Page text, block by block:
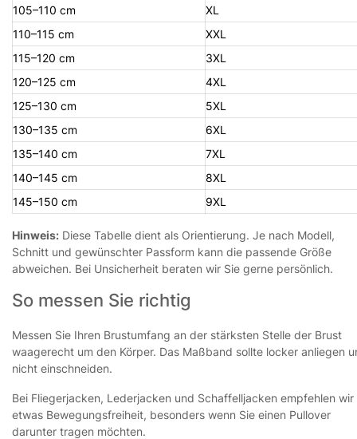
105–110 cm
XL
110–115 cm
XXL
115–120 cm
3XL
120–125 cm
4XL
125–130 cm
5XL
130–135 cm
6XL
135–140 cm
7XL
140–145 cm
8XL
145–150 cm
9XL
Hinweis: Diese Tabelle dient als Orientierung. Je nach Modell,
Schnitt und gewünschter Passform kann die passende Größe
abweichen. Bei Unsicherheit beraten wir Sie gerne persönlich.
So messen Sie richtig
Messen Sie Ihren Brustumfang an der stärksten Stelle der Brust
waagerecht um den Körper. Das Maßband sollte locker anliegen
nicht einschneiden.
Bei Fliegerjacken, Lederjacken und Schaffelljacken empfehlen wir
etwas Bewegungsfreiheit, besonders wenn Sie einen Pullover
darunter tragen möchten.